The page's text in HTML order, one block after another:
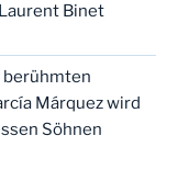
Binet
berühmten
Márquez wird
Söhnen